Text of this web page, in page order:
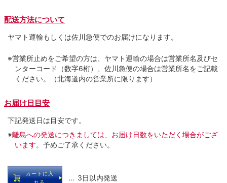
配送方法について
ヤマト運輸もしくは佐川急便でのお届けになります。
※営業所止めをご希望の方は、ヤマト運輸の場合は営業所名及びセ
ンターコード（数字6桁）、佐川急便の場合は営業所名をご記載
ください。（北海道内の営業所に限ります）
お届け日目安
下記発送日は目安です。
※離島への発送につきましては、お届け日数をいただく場合がござ
います。 予めご了承ください。
カートに入
… 3日以内発送